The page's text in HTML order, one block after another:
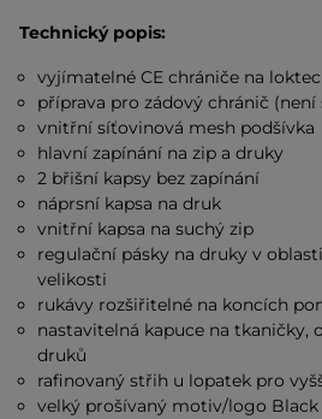
Technický popis:
vyjímatelné CE chrániče na
příprava pro zádový chránič (není
vnitřní síťovinová mesh podšívka
hlavní zapínání na zip a druky
2 břišní kapsy bez zapínání
náprsní kapsa na druk
vnitřní kapsa na suchý zip
regulační pásky na druky v
velikosti
rukávy rozšiřitelné na koncích
nastavitelná kapuce na tkaničky,
druků
rafinovaný střih u lopatek pro
velký prošívaný motiv/logo Black